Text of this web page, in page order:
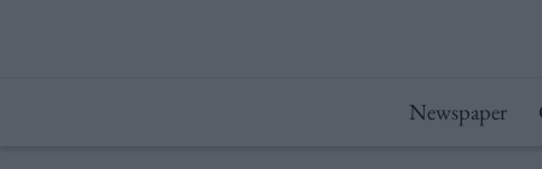
Newspaper